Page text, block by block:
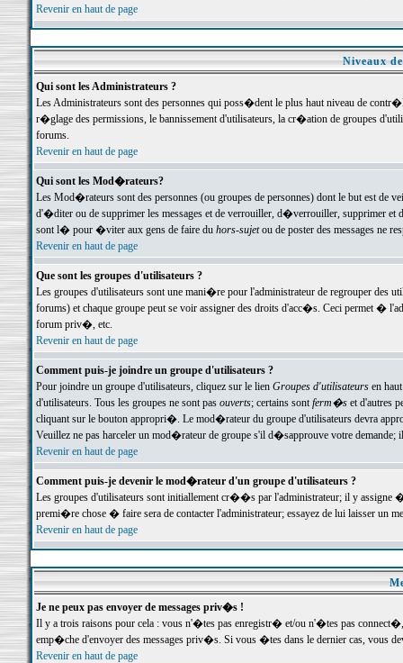
Revenir en haut de page
Niveaux
Qui sont les Administrateurs ?
Les Administrateurs sont des personnes qui poss�dent le plus haut niveau de
r�glage des permissions, le bannissement d'utilisateurs, la cr�ation de groupes
forums.
Revenir en haut de page
Qui sont les Mod�rateurs?
Les Mod�rateurs sont des personnes (ou groupes de personnes) dont le but est de
d'�diter ou de supprimer les messages et de verrouiller, d�verrouiller, supprimer
sont l� pour �viter aux gens de faire du hors-sujetou de poster des messages ne
Revenir en haut de page
Que sont les groupes d'utilisateurs ?
Les groupes d'utilisateurs sont une mani�re pour l'administrateur de regrouper des
forums) et chaque groupe peut se voir assigner des droits d'acc�s. Ceci permet
forum priv�, etc.
Revenir en haut de page
Comment puis-je joindre un groupe d'utilisateurs ?
Pour joindre un groupe d'utilisateurs, cliquez sur le lien Groupes d'utilisateursen haut
d'utilisateurs. Tous les groupes ne sont pas ouverts; certains sontferm�set d'autres
cliquant sur le bouton appropri�. Le mod�rateur du groupe d'utilisateurs devra
Veuillez ne pas harceler un mod�rateur de groupe s'il d�sapprouve votre demande;
Revenir en haut de page
Comment puis-je devenir le mod�rateur d'un groupe d'utilisateurs ?
Les groupes d'utilisateurs sont initiallement cr��s par l'administrateur; il y
premi�re chose � faire sera de contacter l'administrateur; essayez de lui laisser un
Revenir en haut de page
Je ne peux pas envoyer de messages priv�s !
Il y a trois raisons pour cela : vous n'�tes pas enregistr� et/ou n'�tes pas
emp�che d'envoyer des messages priv�s. Si vous �tes dans le dernier cas, vous
Revenir en haut de page